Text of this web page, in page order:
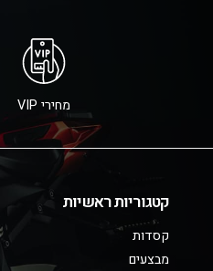
מחירי VIP
קטגוריות ראשיות
קסדות
מבצעים